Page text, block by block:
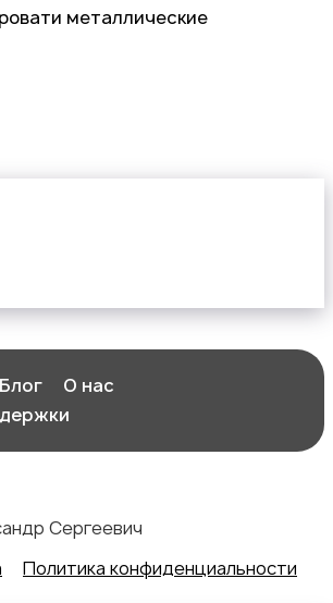
металлические
Блог
О нас
Сергеевич
Политика конфиденциальности